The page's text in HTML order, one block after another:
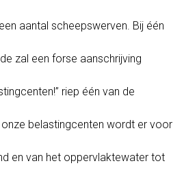
aantal scheepswerven. Bij één
zal een forse aanschrijving
riep één van de
belastingcenten wordt er voor
en van het oppervlaktewater tot